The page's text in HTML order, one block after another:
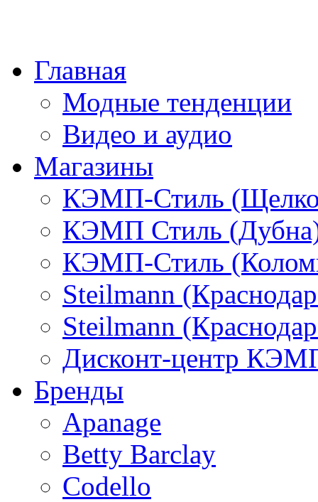
Главная
Модные тенденции
Видео и аудио
Магазины
КЭМП-Стиль
КЭМП Стиль
КЭМП-Стиль
Steilmann
Steilmann
Дисконт-центр
Бренды
Apanage
Betty Barclay
Codello